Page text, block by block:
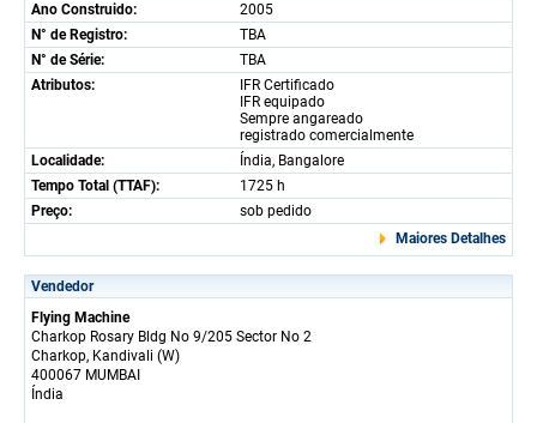
Ano Construido:
2005
N° de Registro:
TBA
N° de Série:
TBA
Atributos:
IFR Certificado
IFR equipado
Sempre angareado
registrado comercialmente
Localidade:
Índia, Bangalore
Tempo Total (TTAF):
1725 h
Preço:
sob pedido
Maiores Detalhes
Vendedor
Flying Machine
Charkop Rosary Bldg No 9/205 Sector No 2
Charkop, Kandivali (W)
400067 MUMBAI
Índia